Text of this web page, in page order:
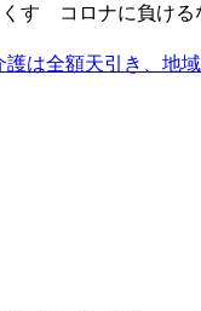
す コロナに負
は全額天引き、地域